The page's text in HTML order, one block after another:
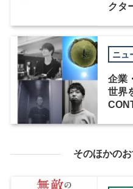
クタ
ニュ
企業
世界
そのほかの